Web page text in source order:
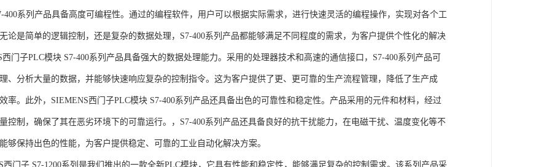
400系列产品具备高度可编程性。通过的编程软件，用户可以根据实际需求，进行快速灵活的编程操作，实现对各个工
论是简单的逻辑控制，还是复杂的数据处理，S7-400系列产品都能够满足不同程度的需求，为客户提供个性化的解决
西门子PLC模块 S7-400系列产品具备强大的数据处理能力。采用的处理器技术和高速的通信接口，S7-400系列产品可
、分析大量的数据，并能够快速响应复杂的控制指令。这为客户提供了更、更可靠的生产流程管理，降低了生产成
率。此外，SIEMENS西门子PLC模块 S7-400系列产品还具备出色的可靠性和稳定性。产品采用的元件和材料，经过
控制，确保了其在恶劣环境下的可靠运行。，S7-400系列产品还具备良好的抗干扰能力，在电磁干扰、温度变化等不
够保持出色的性能，为客户提供稳定、可靠的工业自动化解决方案。
S7-1200系列是我们推出的一款全新PLC模块，它具有性能和稳定性，能够满足复杂的控制需求。该系列产品采